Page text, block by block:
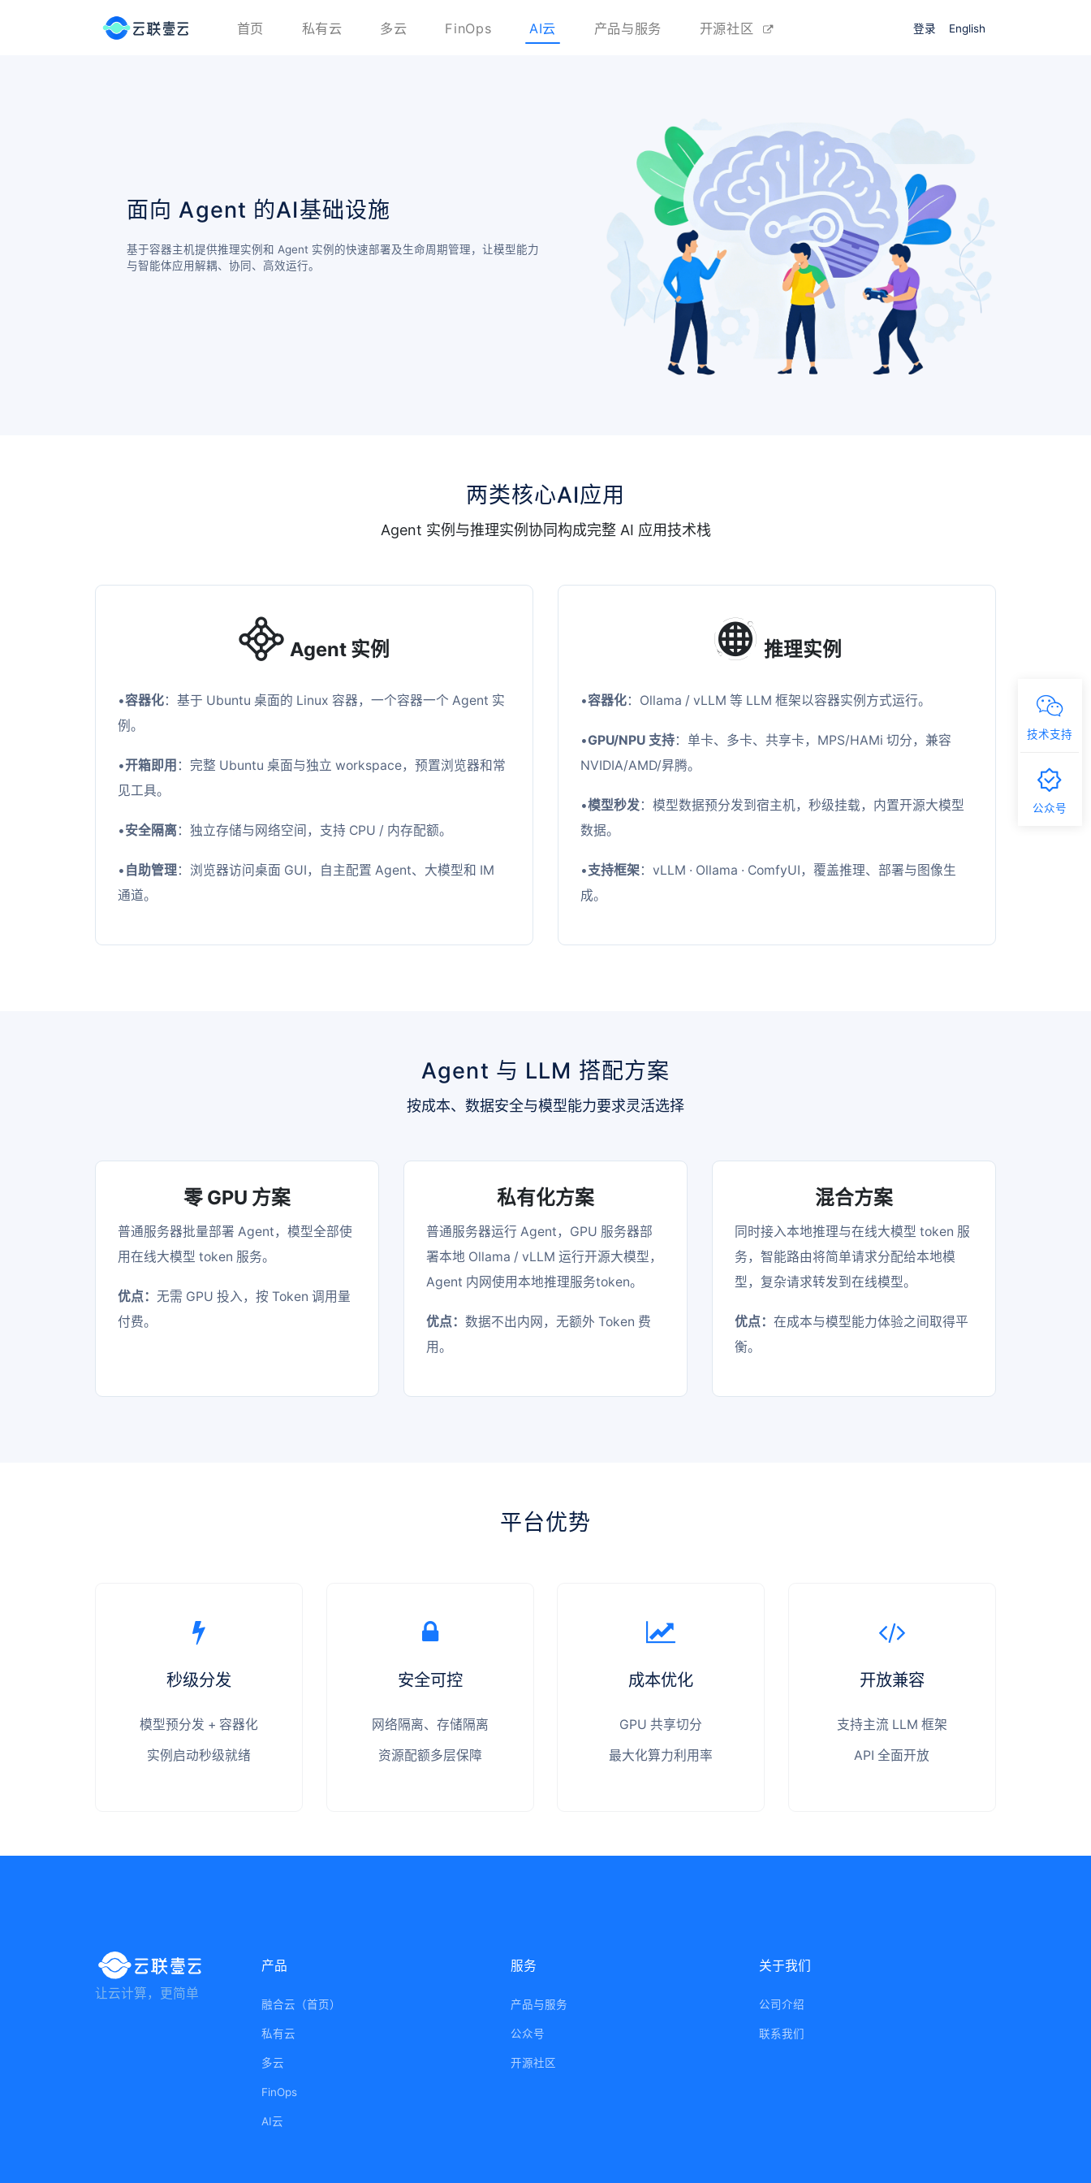
首页 私有云 多云 FinOps AI云 产品与服务 开源社区 登录 English
面向 Agent 的AI基础设施
基于容器主机提供推理实例和 Agent 实例的快速部署及生命周期管理，让模型能力
与智能体应用解耦、协同、高效运行。
两类核心AI应用
Agent 实例与推理实例协同构成完整 AI 应用技术栈
Agent 实例
•容器化：基于 Ubuntu 桌面的 Linux 容器，一个容器一个 Agent 实
例。
•开箱即用 ：完整 Ubuntu 桌面与独立 workspace，预置浏览器和常
见工具。
•安全隔离：独立存储与网络空间，支持 CPU / 内存配额。
• 自助管理：浏览器访问桌面 GUI，自主配置 Agent、大模型和 IM
通道。
推理实例
•容器化：Ollama / vLLM 等 LLM 框架以容器实例方式运行。
•GPU/NPU 支持：单卡、多卡、共享卡，MPS/HAMi 切分，兼容
NVIDIA/AMD/昇腾。
•模型秒发：模型数据预分发到宿主机，秒级挂载，内置开源大模型
数据。
•支持框架：vLLM · Ollama · ComfyUI，覆盖推理、部署与图像生
成。
Agent 与 LLM 搭配方案
按成本、数据安全与模型能力要求灵活选择
零 GPU 方案
普通服务器批量部署 Agent，模型全部使
用在线大模型 token 服务。
优点：无需 GPU 投入，按 Token 调用量
付费。
私有化方案
普通服务器运行 Agent，GPU 服务器部
署本地 Ollama / vLLM 运行开源大模型，
Agent 内网使用本地推理服务token。
优点：数据不出内网，无额外 Token 费
用。
混合方案
同时接入本地推理与在线大模型 token 服
务，智能路由将简单请求分配给本地模
型，复杂请求转发到在线模型。
优点：在成本与模型能力体验之间取得平
衡。
平台优势
秒级分发
模型预分发 + 容器化
实例启动秒级就绪
安全可控
网络隔离、存储隔离
资源配额多层保障
成本优化
GPU 共享切分
最大化算力利用率
开放兼容
支持主流 LLM 框架
API 全面开放
技术支持
公众号
让云计算，更简单
产品
融合云（首页）
私有云
多云
FinOps
AI云
服务
产品与服务
公众号
开源社区
关于我们
公司介绍
联系我们